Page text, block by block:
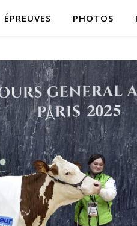
ÉPREUVES PHOTOS